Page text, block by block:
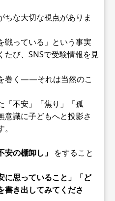
ちな大切な視点がありま
戦っている」という事実
たび、SNSで受験情報を見
巻く——それは当然のこ
「不安」「焦り」「孤
意識に子どもへと投影さ
安の棚卸し」
をすること
に思っていること」「ど
書き出してみてくださ